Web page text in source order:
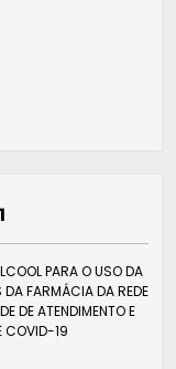
PARA O USO DA
FARMÁCIA DA REDE
DE ATENDIMENTO E
COVID-19